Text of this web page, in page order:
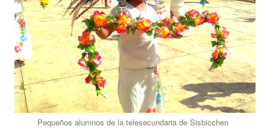
Pequeños alumnos de la telesecundaria de Sisbicchen